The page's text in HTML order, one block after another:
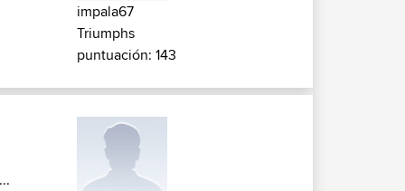
impala67
Triumphs
puntuación: 143